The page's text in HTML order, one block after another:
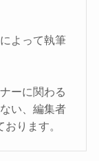
よって執筆
ーに関わる
い、編集者
ります。